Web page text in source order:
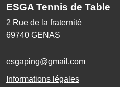
ESGA Tennis de Table
2 Rue de la fraternité
69740 GENAS
esgaping@gmail.com
Informations légales